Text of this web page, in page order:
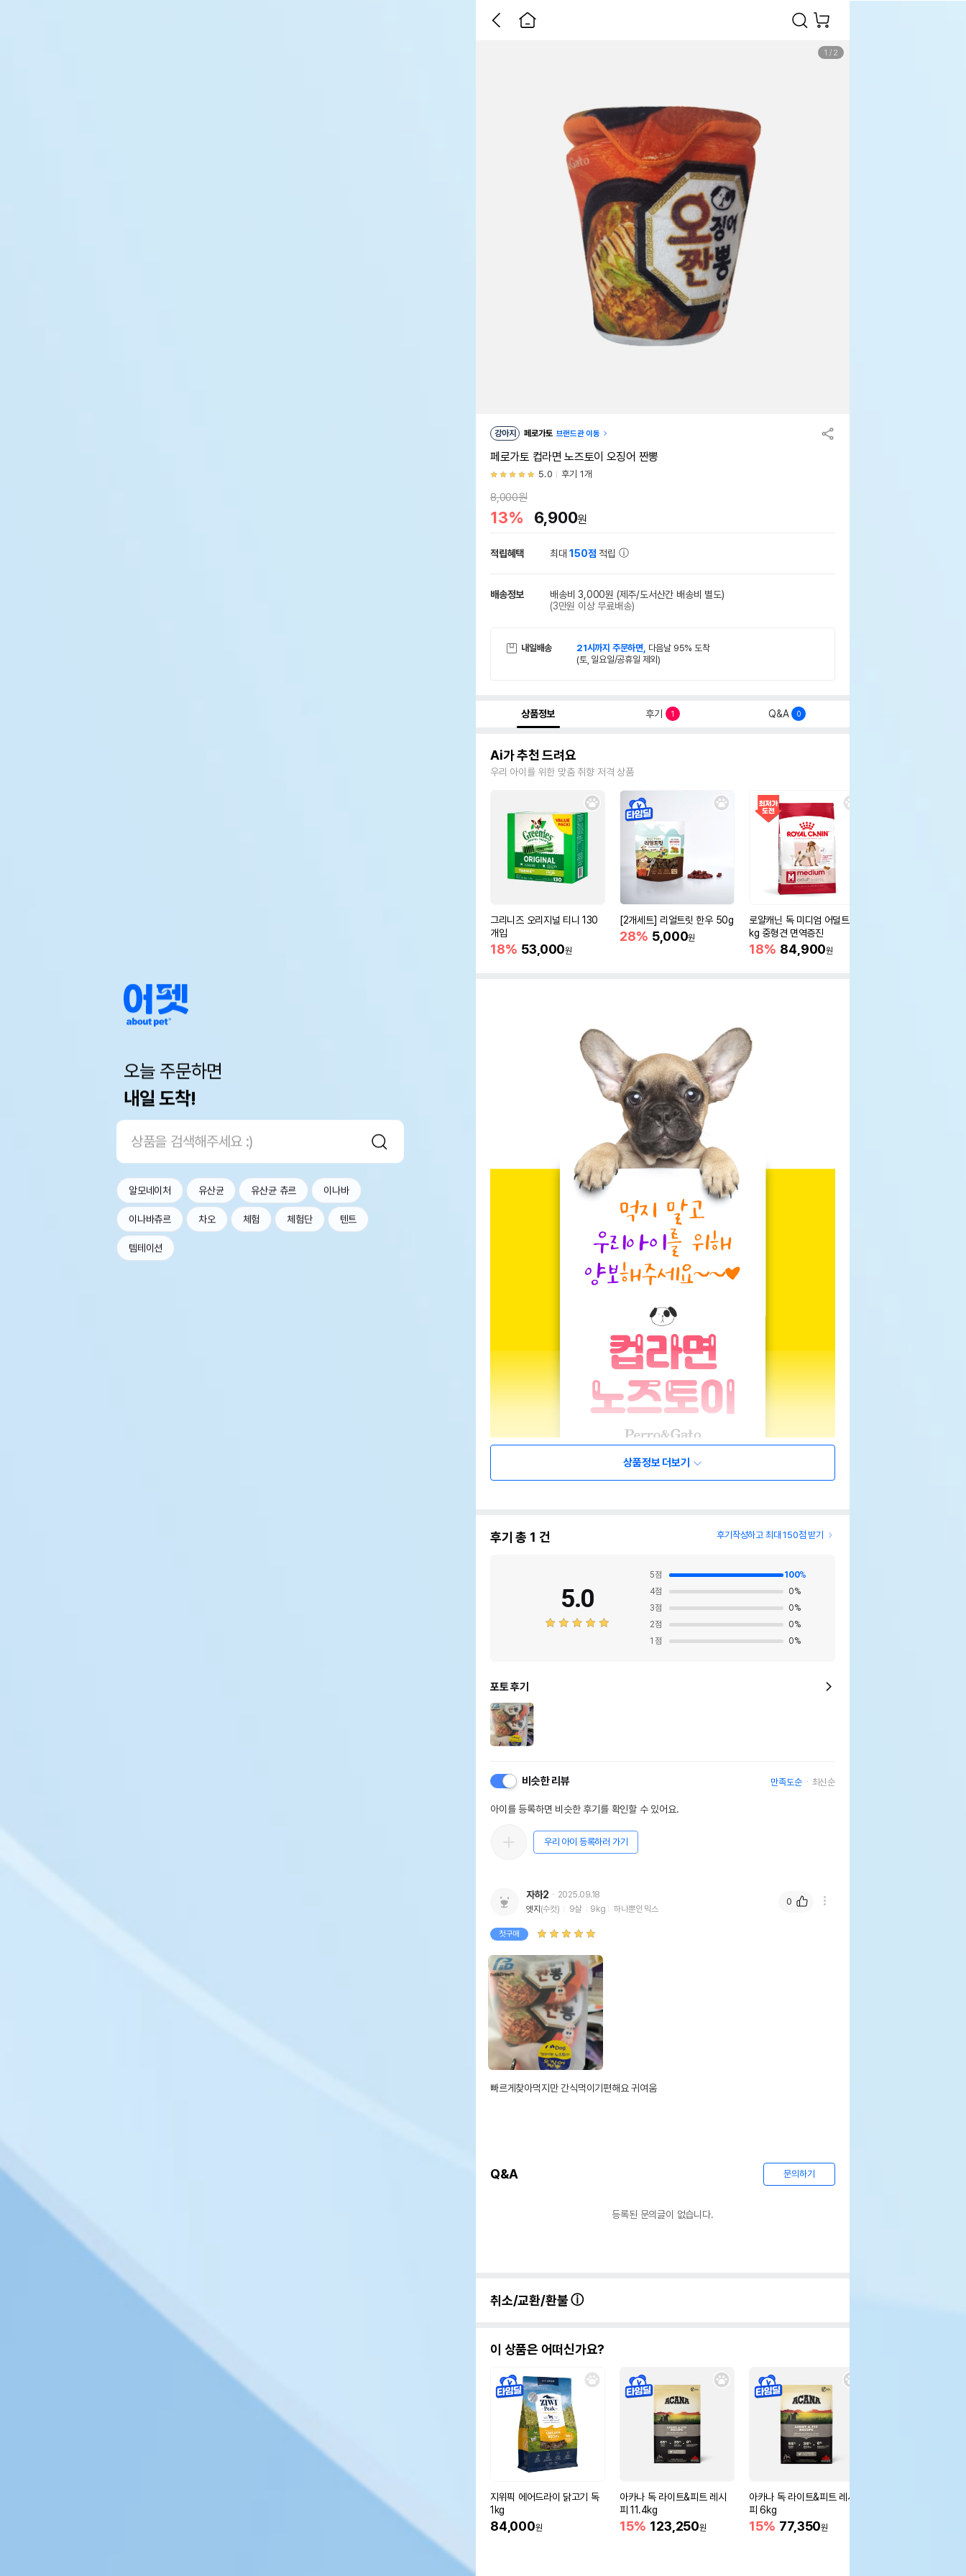
오늘 주문하면
내일 도착!
알모네이처 유산균 유산균 츄르 이나바
이나바츄르 차오 체험 체험단 텐트
템테이션
1 / 2
강아지 페로가토 브랜드관 이동
페로가토 컵라면 노즈토이 오징어 짠뽕
5.0 후기 1개
8,000원
13% 6,900원
적립혜택 최대150점 적립
배송정보 배송비 3,000원 (제주/도서산간 배송비 별도)
(3만원 이상 무료배송)
내일배송 21시까지 주문하면, 다음날 95% 도착
(토, 일요일/공휴일 제외)
상품정보 후기 1 Q&A 0
Ai가 추천 드려요
우리 아이를 위한 맞춤 취향 저격 상품
그리니즈 오리지널 티니 130
개입
18% 53,000원
[2개세트] 리얼트릿 한우 50g
28% 5,000원
로얄캐닌 독 미디엄 어덜트 10
kg 중형견 면역증진
18% 84,900원
상품정보 더보기
후기 총 1 건 후기작성하고 최대 150점 받기
5.0
5점 100%
4점 0%
3점 0%
2점 0%
1 점 0%
포토 후기
비슷한 리뷰 만족도순 최신순
아이를 등록하면 비슷한 후기를 확인할 수 있어요.
우리 아이 등록하러 가기
자하2
2025.09.18
엣지(수컷) 9살 9kg 하나뿐인 믹스
첫구매
빠르게찾아먹지만 간식먹이기편해요 귀여움
0
Q&A 문의하기
등록된 문의글이 없습니다.
취소/교환/환불
이 상품은 어떠신가요?
지위픽 에어드라이 닭고기 독
1kg
84,000원
아카나 독 라이트&피트 레시
피 11.4kg
15% 123,250원
아카나 독 라이트&피트 레시
피 6kg
15% 77,350원